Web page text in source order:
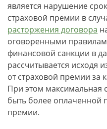
является нарушение
страховой премии в
расторжения договора
оговоренными
финансовой санкции в
рассчитывается исходя
от страховой премии за
При этом максимальная
быть более оплаченной
премии.